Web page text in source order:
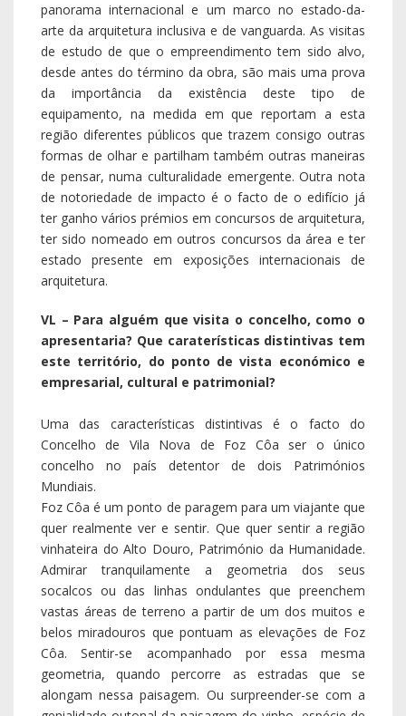
panorama internacional e um marco no estado-da-
arte da arquitetura inclusiva e de vanguarda. As visitas
de estudo de que o empreendimento tem sido alvo,
desde antes do término da obra, são mais uma prova
da importância da existência deste tipo de
equipamento, na medida em que reportam a esta
região diferentes públicos que trazem consigo outras
formas de olhar e partilham também outras maneiras
de pensar, numa culturalidade emergente. Outra nota
de notoriedade de impacto é o facto de o edifício já
ter ganho vários prémios em concursos de arquitetura,
ter sido nomeado em outros concursos da área e ter
estado presente em exposições internacionais de
arquitetura.
VL – Para alguém que visita o concelho, como o
apresentaria? Que caraterísticas distintivas tem
este território, do ponto de vista económico e
empresarial, cultural e patrimonial?
Uma das características distintivas é o facto do
Concelho de Vila Nova de Foz Côa ser o único
concelho no país detentor de dois Patrimónios
Mundiais.
Foz Côa é um ponto de paragem para um viajante que
quer realmente ver e sentir. Que quer sentir a região
vinhateira do Alto Douro, Património da Humanidade.
Admirar tranquilamente a geometria dos seus
socalcos ou das linhas ondulantes que preenchem
vastas áreas de terreno a partir de um dos muitos e
belos miradouros que pontuam as elevações de Foz
Côa. Sentir-se acompanhado por essa mesma
geometria, quando percorre as estradas que se
alongam nessa paisagem. Ou surpreender-se com a